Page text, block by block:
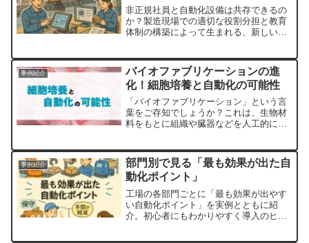
非正規社員と自動化設備は共存できるの
か？製造現場での適切な役割分担と教育
体制の構築によって生まれる、新しい働
事例紹介
バイオファブリケーションの進
化！細胞培養と自動化の可能性
「バイオファブリケーション」という言
葉をご存知でしょうか？これは、生物材
料をもとに組織や臓器などを人工的に製
て、この分野でも「自動化」の波が押し
寄せているのです。従来、...
事例紹介
部門別で見る「最も効果が出た自
動化ポイント」
工場の各部門ごとに「最も効果が出やす
い自動化ポイント」を実例とともに紹
介。初心者にもわかりやすく導入のヒン